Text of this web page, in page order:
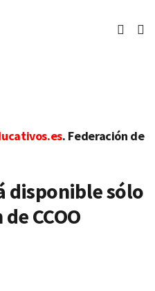
. Federación de
disponible sólo
CCOO